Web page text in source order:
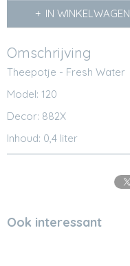
IN WINKELWAGEN
Omschrijving
Theepotje - Fresh Water
Model: 120
Decor: 882X
Inhoud: 0,4 liter
Ook interessant